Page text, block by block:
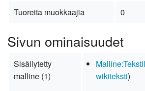
Tuoreita muokkaajia 0
Sivun ominaisuudet
Sisällytetty
malline (1)
wikiteksti)